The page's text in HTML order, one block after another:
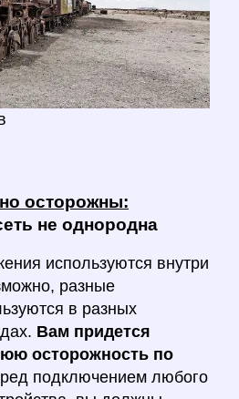
осторожны:
не однородна
используются внутри
разные
в разных
Вам придется
осторожность по
подключением любого